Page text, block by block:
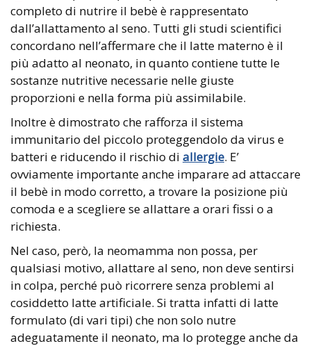
completo di nutrire il bebè è rappresentato
dall’allattamento al seno. Tutti gli studi scientifici
concordano nell’affermare che il latte materno è il
più adatto al neonato, in quanto contiene tutte le
sostanze nutritive necessarie nelle giuste
proporzioni e nella forma più assimilabile.
Inoltre è dimostrato che rafforza il sistema
immunitario del piccolo proteggendolo da virus e
batteri e riducendo il rischio di allergie. E’
ovviamente importante anche imparare ad attaccare
il bebè in modo corretto, a trovare la posizione più
comoda e a scegliere se allattare a orari fissi o a
richiesta.
Nel caso, però, la neomamma non possa, per
qualsiasi motivo, allattare al seno, non deve sentirsi
in colpa, perché può ricorrere senza problemi al
cosiddetto latte artificiale. Si tratta infatti di latte
formulato (di vari tipi) che non solo nutre
adeguatamente il neonato, ma lo protegge anche da